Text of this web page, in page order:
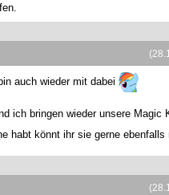
auch wieder mit dabei
ich bringen wieder unsere Magic
habt könnt ihr sie gerne ebenfalls